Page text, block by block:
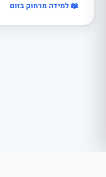
📖 למידה מרחוק בזום